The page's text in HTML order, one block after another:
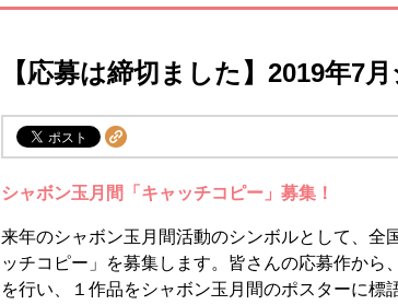
【応募は締切ました】2019年7
シャボン玉月間「キャッチコピー」募集！
来年のシャボン玉月間活動のシンボルとして、全
ッチコピー」を募集します。皆さんの応募作か
を行い、１作品をシャボン玉月間のポスターに標